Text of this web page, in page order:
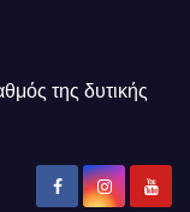
της δυτικής